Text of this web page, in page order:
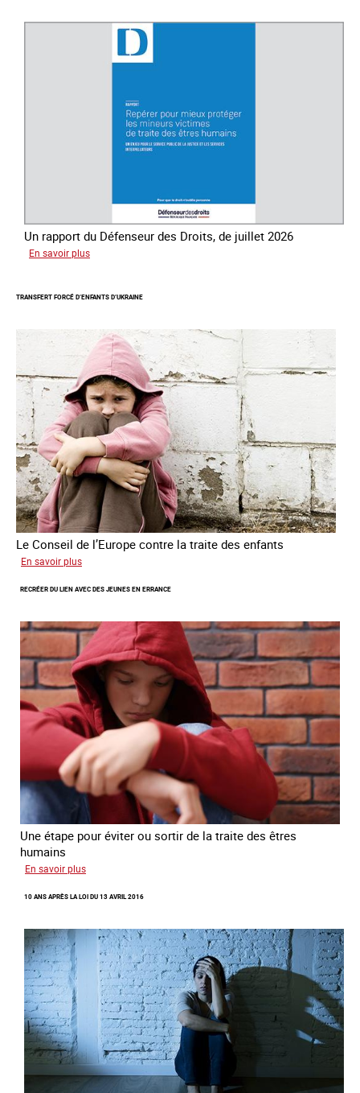
lutte
Un rapport du Défenseur des Droits, de juillet 2026
En savoir plus
les
victimes
de
traite
des
êtres
humains
TRANSFERT FORCÉ D’ENFANTS D’UKRAINE
Le Conseil de l’Europe contre la traite des enfants
En savoir plus
forcé
d’Ukraine
RECRÉER DU LIEN AVEC DES JEUNES EN ERRANCE
Une étape pour éviter ou sortir de la traite des êtres
humains
En savoir plus
du
avec
des
jeunes
errance
10 ANS APRÈS LA LOI DU 13 AVRIL 2016